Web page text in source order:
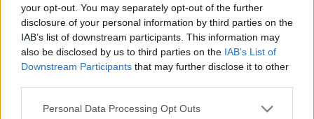
your opt-out. You may separately opt-out of the further
disclosure of your personal information by third parties on the
IAB’s list of downstream participants. This information may
also be disclosed by us to third parties on the IAB’s List of
Downstream Participants that may further disclose it to other
Please note that this website/app uses one or more Google
Personal Data Processing Opt Outs
Σερρών
Από την πυρκαγιά δεν απειλήθηκαν
κατοικημένες περιοχές